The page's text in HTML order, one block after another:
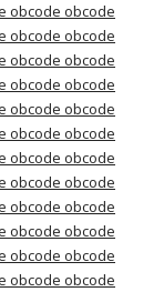
obcode obcode
obcode obcode
obcode obcode
obcode obcode
obcode obcode
obcode obcode
obcode obcode
obcode obcode
obcode obcode
obcode obcode
obcode obcode
obcode obcode